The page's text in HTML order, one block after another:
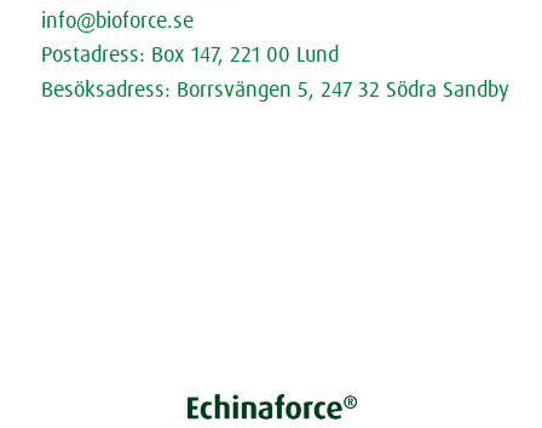
info@bioforce.se
Postadress: Box 147, 221 00 Lund
Besöksadress: Borrsvängen 5, 247 32 Södra Sandby